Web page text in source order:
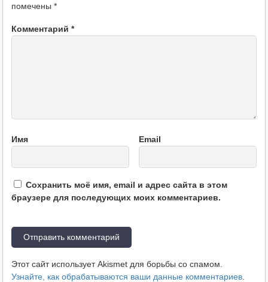
помечены *
Комментарий *
Имя Email
Сохранить моё имя, email и адрес сайта в этом
браузере для последующих моих комментариев.
Этот сайт использует Akismet для борьбы со спамом.
Узнайте, как обрабатываются ваши данные комментариев.